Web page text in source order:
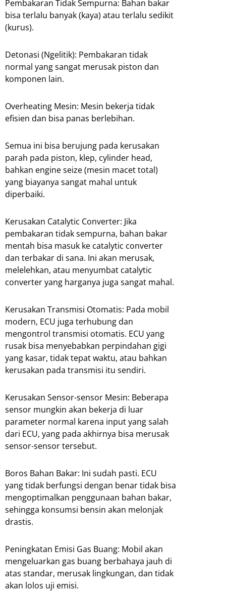
Pembakaran Tidak Sempurna: Bahan bakar
bisa terlalu banyak (kaya) atau terlalu sedikit
(kurus).
Detonasi (Ngelitik): Pembakaran tidak
normal yang sangat merusak piston dan
komponen lain.
Overheating Mesin: Mesin bekerja tidak
efisien dan bisa panas berlebihan.
Semua ini bisa berujung pada kerusakan
parah pada piston, klep, cylinder head,
bahkan engine seize (mesin macet total)
yang biayanya sangat mahal untuk
diperbaiki.
Kerusakan Catalytic Converter: Jika
pembakaran tidak sempurna, bahan bakar
mentah bisa masuk ke catalytic converter
dan terbakar di sana. Ini akan merusak,
melelehkan, atau menyumbat catalytic
converter yang harganya juga sangat mahal.
Kerusakan Transmisi Otomatis: Pada mobil
modern, ECU juga terhubung dan
mengontrol transmisi otomatis. ECU yang
rusak bisa menyebabkan perpindahan gigi
yang kasar, tidak tepat waktu, atau bahkan
kerusakan pada transmisi itu sendiri.
Kerusakan Sensor-sensor Mesin: Beberapa
sensor mungkin akan bekerja di luar
parameter normal karena input yang salah
dari ECU, yang pada akhirnya bisa merusak
sensor-sensor tersebut.
Boros Bahan Bakar: Ini sudah pasti. ECU
yang tidak berfungsi dengan benar tidak bisa
mengoptimalkan penggunaan bahan bakar,
sehingga konsumsi bensin akan melonjak
drastis.
Peningkatan Emisi Gas Buang: Mobil akan
mengeluarkan gas buang berbahaya jauh di
atas standar, merusak lingkungan, dan tidak
akan lolos uji emisi.